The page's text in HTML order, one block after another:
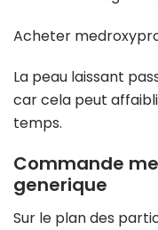
Acheter
La peau laissant
car cela peut
temps.
Commande
generique
Sur le plan des